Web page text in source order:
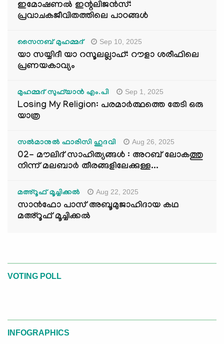
ഇമോഷണൽ ഇന്റലിജൻസ്:
പ്രവാചകജീവിതത്തിലെ പാഠങ്ങൾ
സൈനബ് മുഹമ്മദ് Sep 10, 2025
യാ സയ്യിദീ യാ റസൂലല്ലാഹ്: റൗളാ ശരീഫിലെ
പ്രണയകാവ്യം
മുഹമ്മദ് സുഫ്‌യാൻ എം.പി Sep 1, 2025
Losing My Religion: പരമാർത്ഥത്തെ തേടി ഒരു
യാത്ര
സൽമാനുൽ ഫാരിസി ഹുദവി Aug 26, 2025
02- മൗലിദ് സാഹിത്യങ്ങൾ : അറബ് ലോകത്തു
നിന്ന് മലബാർ തീരങ്ങളിലേക്കുള്ള...
മഅ്റൂഫ് മൂച്ചിക്കല്‍ Aug 22, 2025
സാൻഫോ പാസ് അബൂമുജാഹിദായ കഥ
മഅ്റൂഫ് മൂച്ചിക്കല്‍
VOTING POLL
INFOGRAPHICS